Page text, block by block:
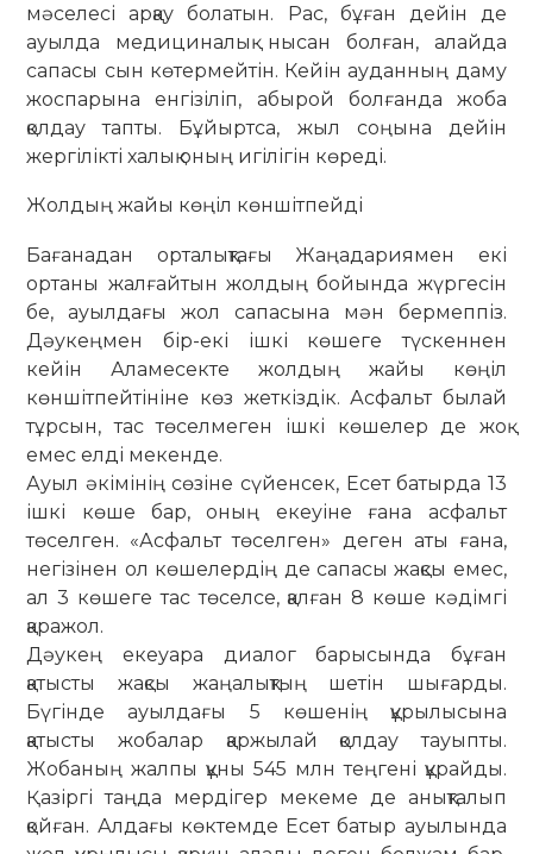
мәселесі арқау бола­тын. Рас, бұған дейін де
ауылда ме­дици­налық нысан болған, алайда
сапасы сын көтермейтін. Кейін ауданның даму
жос­па­рына енгізіліп, абырой болғанда жоба
қолдау тапты. Бұйыртса, жыл соңына дейін
жергілікті халық оның игілігін көреді.
Жолдың жайы көңіл көншітпейді
Бағанадан орталықтағы Жаңада­рия­мен екі
ортаны жалғайтын жолдың бойын­да жүргесін
бе, ауылдағы жол сапасына мән бермеппіз.
Дәукеңмен бір-екі ішкі кө­ше­ге түскеннен
кейін Аламесекте жолдың жайы көңіл
көншітпейтініне көз жеткіздік. Асфальт былай
тұрсын, тас төселмеген ішкі көшелер де жоқ
емес елді мекенде.
Ауыл әкімінің сөзіне сүйенсек, Есет батырда 13
ішкі көше бар, оның екеуіне ғана асфальт
төселген. «Асфальт тө­селген» деген аты ғана,
негізінен ол көше­лердің де сапасы жақсы емес,
ал 3 көшеге тас төселсе, қалған 8 көше кәдімгі
қаражол.
Дәукең екеуара диалог барысында бұған
қатысты жақсы жаңалықтың шетін шығарды.
Бүгінде ауылдағы 5 көшенің құрылысына
қатысты жобалар қаржылай қолдау тауыпты.
Жобаның жалпы құны 545 млн теңгені құрайды.
Қазіргі таңда мердігер мекеме де анықталып
қойған. Алдағы көктемде Есет батыр ауылында